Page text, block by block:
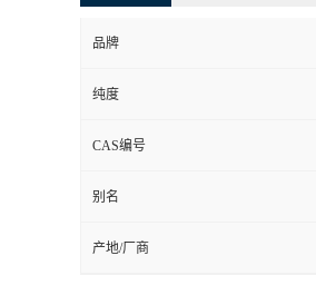
品牌
纯度
CAS编号
别名
产地/厂商